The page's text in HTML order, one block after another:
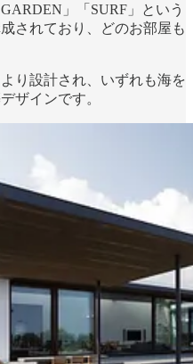
」「SURF」という
されており、どのお部屋も
り設計され、いずれも海を
ザインです。